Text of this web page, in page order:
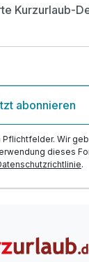
Kurzurlaub-
abonnieren
Wir
dieses
.